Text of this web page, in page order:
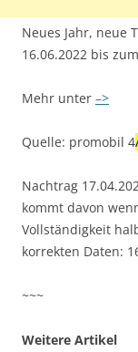
Neues Jahr, neue
16.06.2022 bis
Mehr unter –>
Quelle: promobil 4
Nachtrag
kommt davon
Vollständigkeit
korrekten Daten:
~~~
Weitere Artikel